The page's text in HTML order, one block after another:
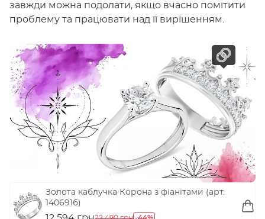
завжди можна подолати, якщо вчасно помітити
проблему та працювати над її вирішенням.
Золота каблучка Корона з фіанітами (арт.
140691б)